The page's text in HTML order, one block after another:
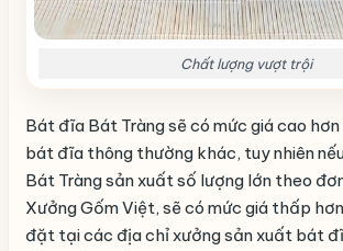
Chất lượng vượt trội
Bát đĩa Bát Tràng sẽ có mức giá cao
bát đĩa thông thường khác, tuy nhiên
Bát Tràng sản xuất số lượng lớn theo
Xưởng Gốm Việt, sẽ có mức giá thấp
đặt tại các địa chỉ xưởng sản xuất bát